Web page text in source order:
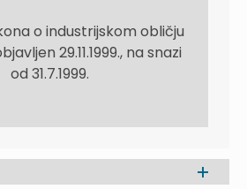
o industrijskom obličju
29.11.1999., na snazi
od 31.7.1999.